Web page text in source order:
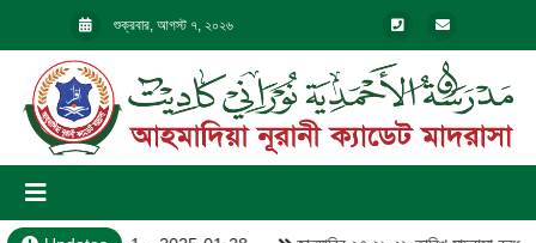
শুক্রবার, আগস্ট ৭, ২০২৬